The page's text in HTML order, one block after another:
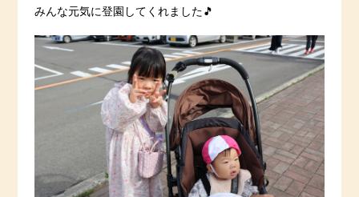
みんな元気に登園してくれました🎵